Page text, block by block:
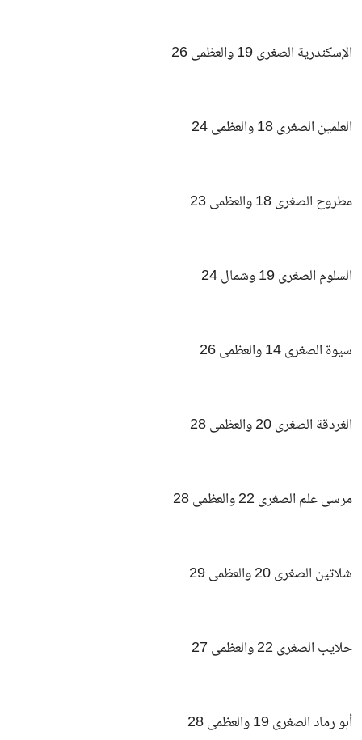
الإسكندرية الصغرى 19 والعظمى 26
العلمين الصغرى 18 والعظمى 24
مطروح الصغرى 18 والعظمى 23
السلوم الصغرى 19 وشمال 24
سيوة الصغرى 14 والعظمى 26
الغردقة الصغرى 20 والعظمى 28
مرسى علم الصغرى 22 والعظمى 28
شلاتين الصغرى 20 والعظمى 29
حلايب الصغرى 22 والعظمى 27
أبو رماد الصغرى 19 والعظمى 28